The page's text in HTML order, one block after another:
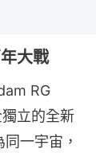
大戰
RG
立的全新
一宇宙，